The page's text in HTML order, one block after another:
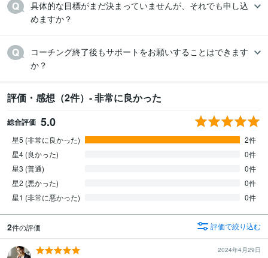
具体的な目標がまだ決まっていませんが、それでも申し込
めますか？
コーチング終了後もサポートをお願いすることはできます
か？
評価・感想（2件）- 非常に良かった
総合評価 5.0
星5 (非常に良かった)
2件
星4 (良かった)
0件
星3 (普通)
0件
星2 (悪かった)
0件
星1 (非常に悪かった)
0件
2件の評価 評価で絞り込む
2024年4月29日